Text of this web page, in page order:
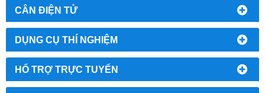
CÂN ĐIỆN TỬ
DỤNG CỤ THÍ NGHIỆM
HỔ TRỢ TRỰC TUYẾN